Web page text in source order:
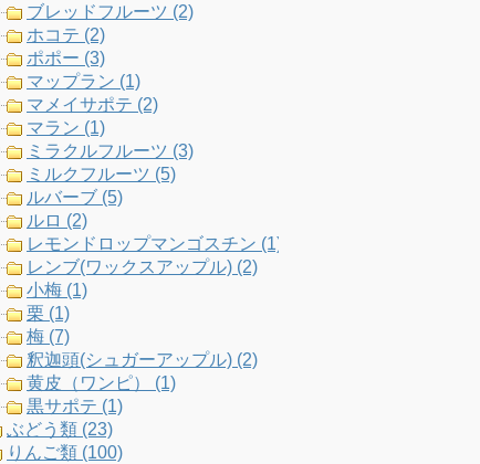
ブレッドフルーツ (2)
ホコテ (2)
ポポー (3)
マップラン (1)
マメイサポテ (2)
マラン (1)
ミラクルフルーツ (3)
ミルクフルーツ (5)
ルバーブ (5)
ルロ (2)
レモンドロップマンゴスチン (1)
レンブ(ワックスアップル) (2)
小梅 (1)
栗 (1)
梅 (7)
釈迦頭(シュガーアップル) (2)
黄皮（ワンピ） (1)
黒サポテ (1)
ぶどう類 (23)
りんご類 (100)